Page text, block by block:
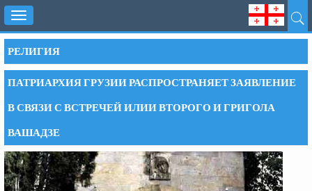
Toggle
navigation
РЕЛИГИЯ
ПАТРИАРХИЯ ГРУЗИИ РАСПРОСТРАНЯЕТ ЗАЯВЛЕНИЕ
В СВЯЗИ С ВСТРЕЧЕЙ ИЛИИ ВТОРОГО И ГРИГОЛА
ВАШАДЗЕ